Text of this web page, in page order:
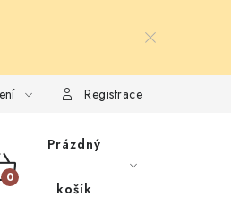
Registrace
Prázdný
košík